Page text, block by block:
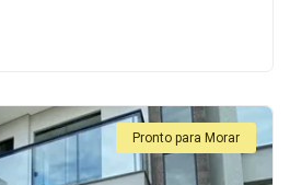
Pronto para Morar